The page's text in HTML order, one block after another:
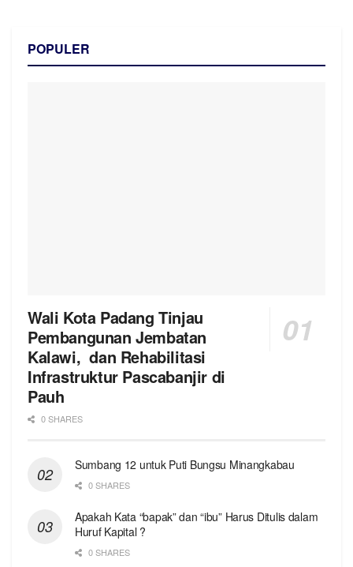
POPULER
Wali Kota Padang Tinjau
Pembangunan Jembatan
Kalawi, dan Rehabilitasi
Infrastruktur Pascabanjir di
Pauh
0 SHARES
Sumbang 12 untuk Puti Bungsu Minangkabau
0 SHARES
Apakah Kata “bapak” dan “ibu” Harus Ditulis dalam
Huruf Kapital ?
0 SHARES